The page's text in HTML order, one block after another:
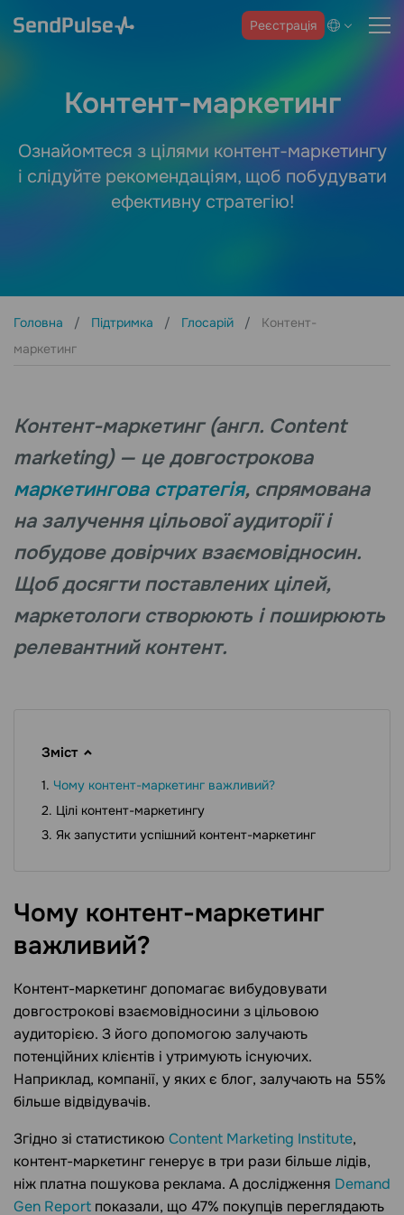
Реєстрація
Контент-маркетинг
Ознайомтеся з цілями контент-маркетингу
і слідуйте рекомендаціям, щоб побудувати
ефективну стратегію!
Головна Підтримка Глосарій
Контент-
маркетинг
Контент-маркетинг (англ. Content
marketing) — це довгострокова
маркетингова стратегія, спрямована
на залучення цільової аудиторії і
побудовe довірчих взаємовідносин.
Щоб досягти поставлених цілей,
маркетологи створюють і поширюють
релевантний контент.
Зміст
Чому контент-маркетинг важливий?
Цілі контент-маркетингу
Як запустити успішний контент-маркетинг
Чому контент-маркетинг
важливий?
Контент-маркетинг допомагає вибудовувати
довгострокові взаємовідносини з цільовою
аудиторією. З його допомогою залучають
потенційних клієнтів і утримують існуючих.
Наприклад, компанії, у яких є блог, залучають на 55%
більше відвідувачів.
Згідно зі статистикою Content Marketing Institute,
контент-маркетинг генерує в три рази більше лідів,
ніж платна пошукова реклама. А дослідження Demand
Gen Report показали, що 47% покупців переглядають